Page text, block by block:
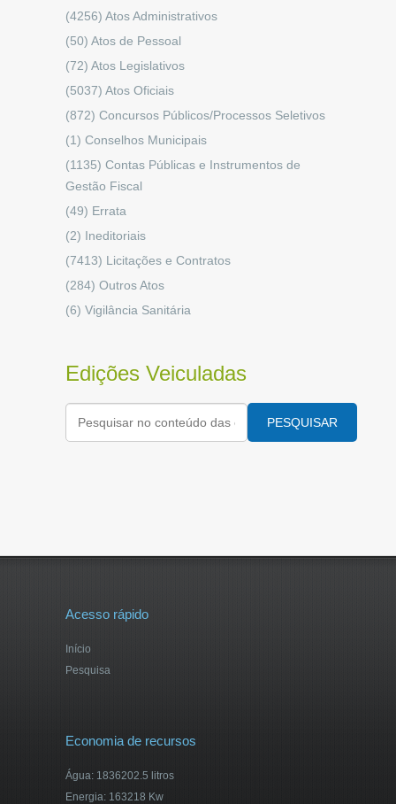
(4256) Atos Administrativos
(50) Atos de Pessoal
(72) Atos Legislativos
(5037) Atos Oficiais
(872) Concursos Públicos/Processos Seletivos
(1) Conselhos Municipais
(1135) Contas Públicas e Instrumentos de
Gestão Fiscal
(49) Errata
(2) Ineditoriais
(7413) Licitações e Contratos
(284) Outros Atos
(6) Vigilância Sanitária
Edições Veiculadas
PESQUISAR
Acesso rápido
Início
Pesquisa
Economia de recursos
Água: 1836202.5 litros
Energia: 163218 Kw